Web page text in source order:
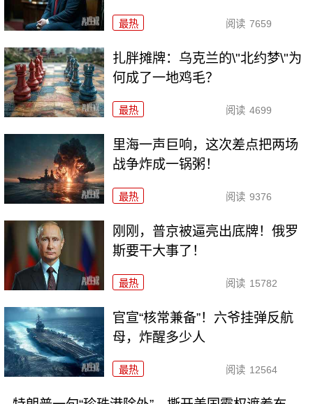
最热 阅读 7659
扎胖摊牌：乌克兰的\"北约梦\"为
何成了一地鸡毛？
最热 阅读 4699
里海一声巨响，这次差点把两场
战争炸成一锅粥！
最热 阅读 9376
刚刚，普京被逼亮出底牌！俄罗
斯要干大事了！
最热 阅读 15782
官宣“核常兼备”！六爷挂弹反航
母，炸醒多少人
最热 阅读 12564